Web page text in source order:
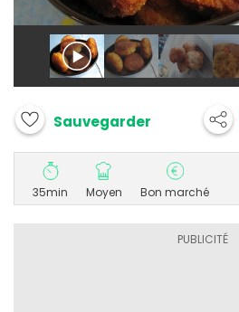
Sauvegarder
35min Moyen Bon marché